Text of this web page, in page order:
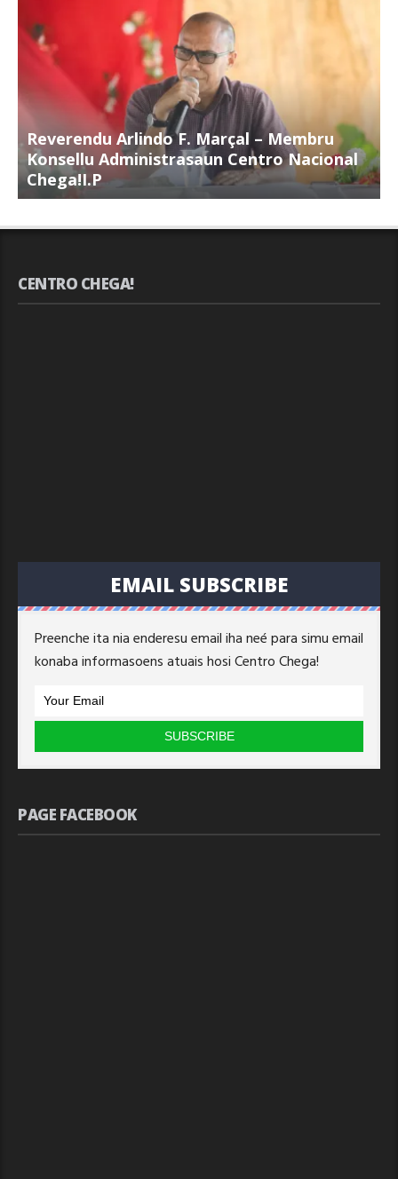
Reverendu Arlindo F. Marçal – Membru
Konsellu Administrasaun Centro Nacional
Chega!I.P
CENTRO CHEGA!
EMAIL SUBSCRIBE
Preenche ita nia enderesu email iha neé para simu email
konaba informasoens atuais hosi Centro Chega!
PAGE FACEBOOK